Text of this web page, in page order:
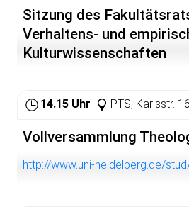
Sitzung des
Verhaltens- und
Kulturwissenschaften
14.15 Uhr PTS, Karlsstr.
Vollversammlung
http://www.uni-heidelberg.de/